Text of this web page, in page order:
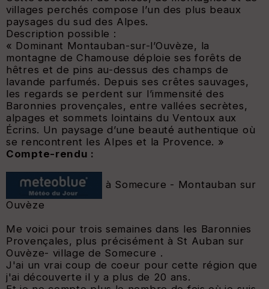
villages perchés compose l’un des plus beaux
paysages du sud des Alpes.
Description possible :
« Dominant Montauban-sur-l’Ouvèze, la
montagne de Chamouse déploie ses forêts de
hêtres et de pins au-dessus des champs de
lavande parfumés. Depuis ses crêtes sauvages,
les regards se perdent sur l’immensité des
Baronnies provençales, entre vallées secrètes,
alpages et sommets lointains du Ventoux aux
Écrins. Un paysage d’une beauté authentique où
se rencontrent les Alpes et la Provence. »
Compte-rendu :
à Somecure - Montauban sur
Ouvèze
Me voici pour trois semaines dans les Baronnies
Provençales, plus précisément à St Auban sur
Ouvèze- village de Somecure .
J'ai un vrai coup de coeur pour cette région que
j'ai découverte il y a plus de 20 ans.